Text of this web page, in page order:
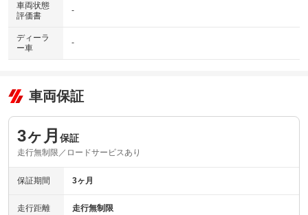
車両状態
評価書
-
ディーラ
ー車
-
車両保証
3ヶ月 保証
走行無制限／ロードサービスあり
保証期間 3ヶ月
走行距離 走行無制限